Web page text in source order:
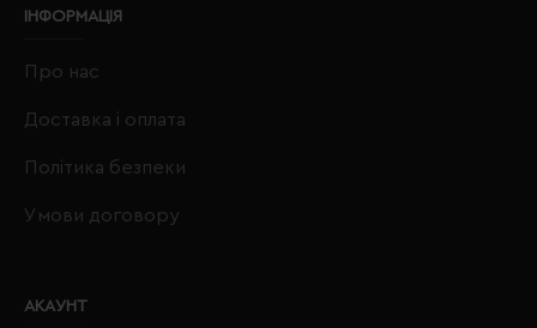
ІНФОРМАЦІЯ
Про нас
Доставка і оплата
Політика безпеки
Умови договору
АКАУНТ